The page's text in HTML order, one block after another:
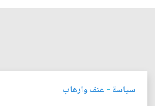
سياسة- عنف وارهاب